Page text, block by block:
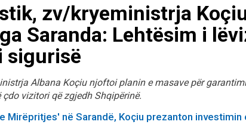
zv/kryeministrja
Saranda: Lehtësim i
sigurisë
Albana Koçiu njoftoi planin e masave për
vizitori që zgjedh Shqipërinë.
Mirëpritjes' në Sarandë, Koçiu prezanton